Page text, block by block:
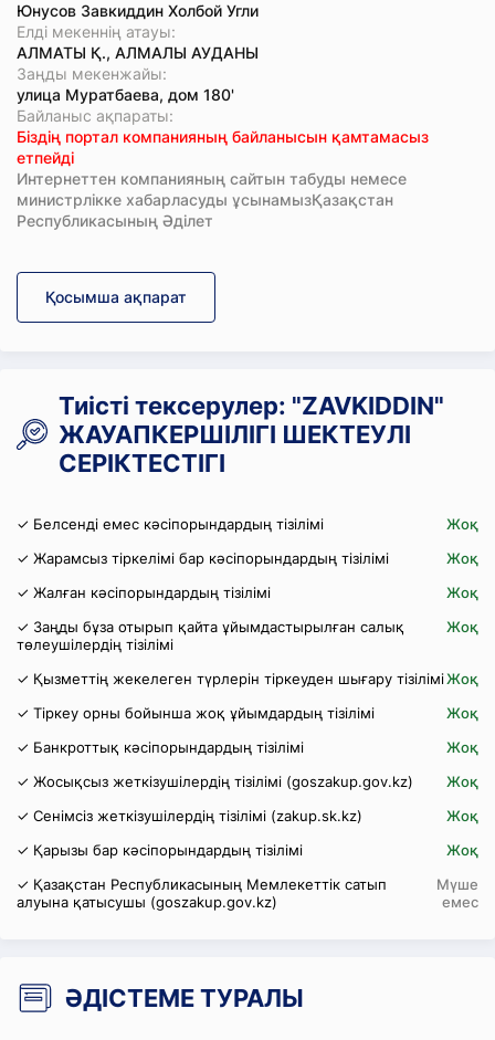
Юнусов Завкиддин Холбой Угли
Елді мекеннің атауы:
АЛМАТЫ Қ., АЛМАЛЫ АУДАНЫ
Заңды мекенжайы:
улица Муратбаева, дом 180'
Байланыс ақпараты:
Біздің портал компанияның байланысын қамтамасыз
етпейді
Интернеттен компанияның сайтын табуды немесе
министрлікке хабарласуды ұсынамызҚазақстан
Республикасының Әділет
Қосымша ақпарат
Тиісті тексерулер: "ZAVKIDDIN"
ЖАУАПКЕРШІЛІГІ ШЕКТЕУЛІ
СЕРІКТЕСТІГІ
✓ Белсенді емес кәсіпорындардың тізілімі
Жоқ
✓ Жарамсыз тіркелімі бар кәсіпорындардың тізілімі
Жоқ
✓ Жалған кәсіпорындардың тізілімі
Жоқ
✓ Заңды бұза отырып қайта ұйымдастырылған салық
төлеушілердің тізілімі
Жоқ
✓ Қызметтің жекелеген түрлерін тіркеуден шығару тізіліміЖоқ
✓ Тіркеу орны бойынша жоқ ұйымдардың тізілімі
Жоқ
✓ Банкроттық кәсіпорындардың тізілімі
Жоқ
✓ Жосықсыз жеткізушілердің тізілімі (goszakup.gov.kz)
Жоқ
✓ Сенімсіз жеткізушілердің тізілімі (zakup.sk.kz)
Жоқ
✓ Қарызы бар кәсіпорындардың тізілімі
Жоқ
✓ Қазақстан Республикасының Мемлекеттік сатып
алуына қатысушы (goszakup.gov.kz)
Мүше
емес
ӘДІСТЕМЕ ТУРАЛЫ